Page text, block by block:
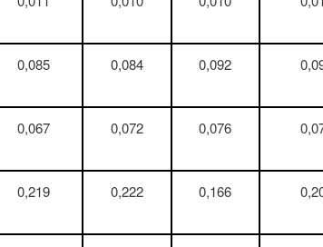
0,085 0,084 0,092
0,067 0,072 0,076
0,219 0,222 0,166